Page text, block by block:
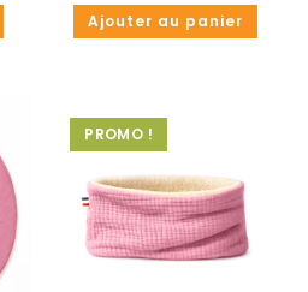
Ajouter au panier
PROMO !